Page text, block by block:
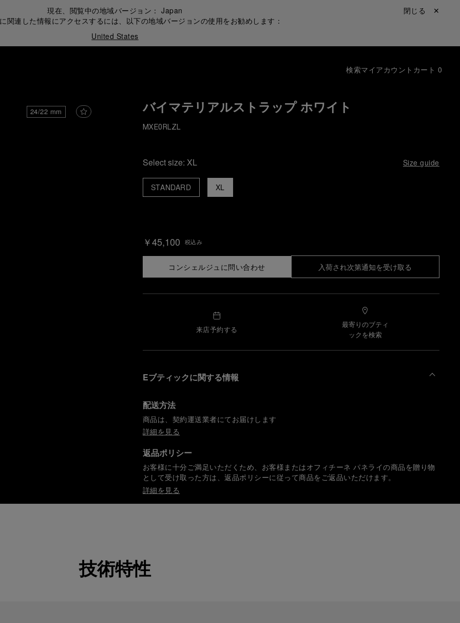
現在、閲覧中の地域バージョン：Japan
関連した情報にアクセスするには、以下の地域バージョンの使用をお勧めします：
United States
閉じる ✕
検索マイアカウント カート 0
24/22 mm バイマテリアルストラップ ホワイト
MXE0RLZL
Select size: XL Size guide
XL
STANDARD
￥45,100 税込み
コンシェルジュに問い合わせ 入荷され次第通知を受け取る
来店予約する
最寄りのブティ
ックを検索
Eブティックに関する情報
配送方法
商品は、契約運送業者にてお届けします
詳細を見る
返品ポリシー
お客様に十分ご満足いただくため、お客様またはオフィチーネ パネライの商品を贈り物
として受け取った方は、返品ポリシーに従って商品をご返品いただけます。
詳細を見る
ギフト包装
技術特性